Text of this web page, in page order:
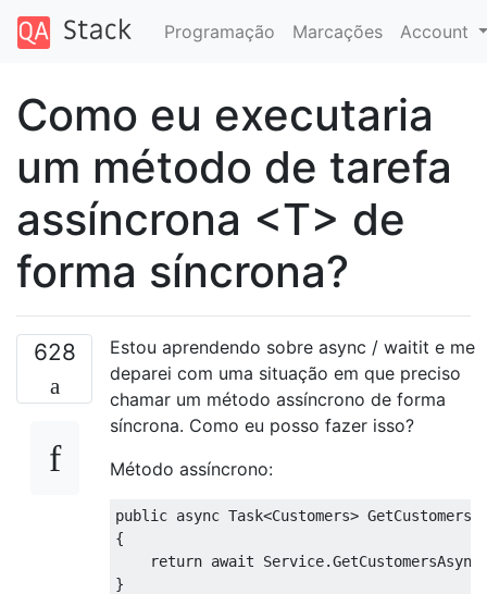
Programação Marcações Account
Como eu executaria
um método de tarefa
assíncrona <T> de
forma síncrona?
628
Estou aprendendo sobre async / waitit e me
deparei com uma situação em que preciso
chamar um método assíncrono de forma
síncrona. Como eu posso fazer isso?
Método assíncrono:
public async Task<Customers> GetCustomers
{
return await Service.GetCustomersAsync
}